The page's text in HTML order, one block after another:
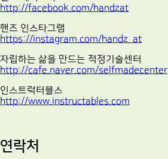
http://facebook.com/handzat
핸즈 인스타그램
https://instagram.com/handz_at
자립하는 삶을 만드는 적정기술센터
http://cafe.naver.com/selfmadecenter
인스트럭터블스
http://www.instructables.com
연락처